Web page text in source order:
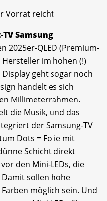
Vorrat reicht
Samsung
2025er-QLED (Premium-
im hohen (!)
geht sogar noch
handelt es sich
Millimeterrahmen.
die Musik, und das
der Samsung-TV
Dots = Folie mit
Schicht direkt
den Mini-LEDs, die
sollen hohe
möglich sein. Und